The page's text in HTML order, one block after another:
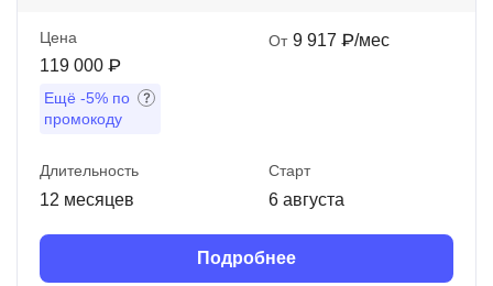
Цена
119 000 ₽
Ещё -5% по
промокоду
От 9 917 ₽/мес
Длительность
12 месяцев
Старт
6 августа
Подробнее